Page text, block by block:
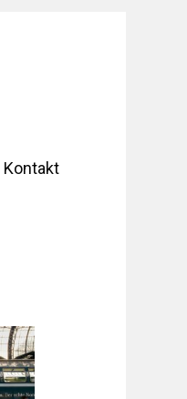
Kontakt